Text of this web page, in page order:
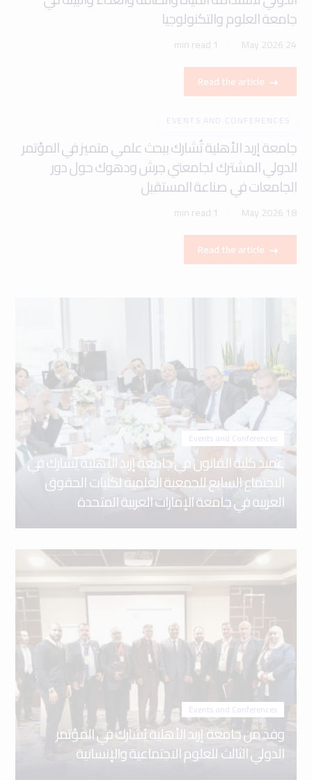
جامعة العلوم والتكنولوجيا
24 May 2026
1 min read
Read the article
EVENTS AND CONFERENCES
جامعة إربد الأهلية تُشارك ببحث علمي متميز في المؤتمر
الدولي المشترك لجامعتي جرش ودهوك حول دور
الجامعات في صناعة المستقبل
18 May 2026
1 min read
Read the article
Events and Conferences
عميد كلية القانون في جامعة إربد الأهلية يُشارك في
الاجتماع السابع للجمعية العلمية لكليات الحقوق
العربية في جامعة الإمارات العربية المتحدة
Events and Conferences
وفد من جامعة إربد الأهلية يُشارك في المؤتمر
الدولي الثالث للعلوم الاجتماعية والإنسانية